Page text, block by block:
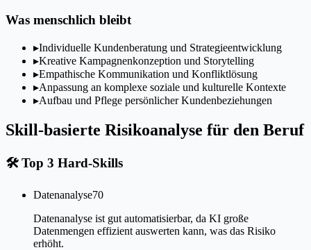
Was menschlich bleibt
▸Individuelle Kundenberatung und Strategieentwicklung
▸Kreative Kampagnenkonzeption und Storytelling
▸Empathische Kommunikation und Konfliktlösung
▸Anpassung an komplexe soziale und kulturelle Kontexte
▸Aufbau und Pflege persönlicher Kundenbeziehungen
Skill-basierte Risikoanalyse für den Beruf
🛠Top 3 Hard-Skills
Datenanalyse70
Datenanalyse ist gut automatisierbar, da KI große
Datenmengen effizient auswerten kann, was das Risiko
erhöht.